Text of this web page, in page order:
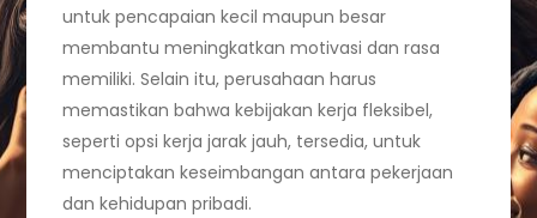
untuk pencapaian kecil maupun besar
membantu meningkatkan motivasi dan rasa
memiliki. Selain itu, perusahaan harus
memastikan bahwa kebijakan kerja fleksibel,
seperti opsi kerja jarak jauh, tersedia, untuk
menciptakan keseimbangan antara pekerjaan
dan kehidupan pribadi.